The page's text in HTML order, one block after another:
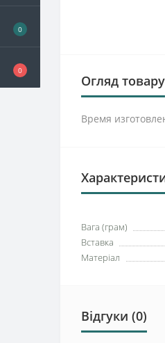
0
0
Огляд товару
Время
Вага (грам)
Вставка
Матеріал
Відгуки (0)